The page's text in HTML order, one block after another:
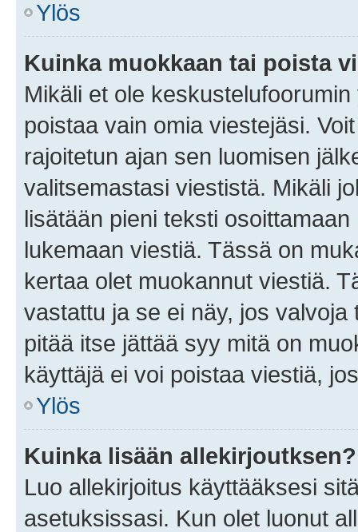
Ylös
Kuinka muokkaan tai poista
Mikäli et ole
poistaa vain omia viestejäsi.
rajoitetun ajan sen luomisen
valitsemastasi viestistä. Mikäli
lisätään pieni teksti
lukemaan viestiä. Tässä on
kertaa olet muokannut viestiä.
vastattu ja se ei näy, jos
pitää itse jättää syy mitä on
käyttäjä ei voi poistaa viestiä,
Ylös
Kuinka lisään allekirjoutksen?
Luo allekirjoitus käyttääksesi
asetuksissasi. Kun olet luonut